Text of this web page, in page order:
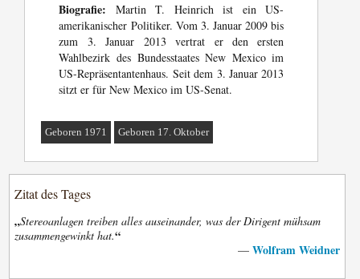
Biografie: Martin T. Heinrich ist ein US-
amerikanischer Politiker. Vom 3. Januar 2009 bis
zum 3. Januar 2013 vertrat er den ersten
Wahlbezirk des Bundesstaates New Mexico im
US-Repräsentantenhaus. Seit dem 3. Januar 2013
sitzt er für New Mexico im US-Senat.
Geboren 1971 Geboren 17. Oktober
Zitat des Tages
„Stereoanlagen treiben alles auseinander, was der Dirigent mühsam
zusammengewinkt hat.“
— Wolfram Weidner